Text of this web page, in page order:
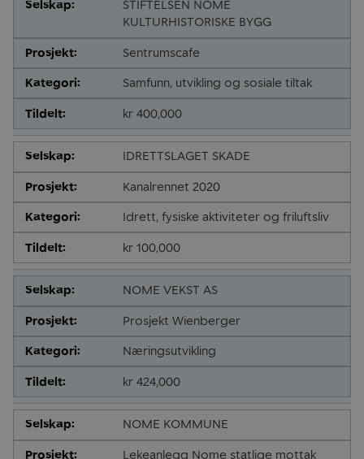
STIFTELSEN NOME
KULTURHISTORISKE BYGG
Sentrumscafe
Samfunn, utvikling og sosiale tiltak
kr 400,000
IDRETTSLAGET SKADE
Kanalrennet 2020
Idrett, fysiske aktiviteter og friluftsliv
kr 100,000
NOME VEKST AS
Prosjekt Wienberger
Næringsutvikling
kr 424,000
NOME KOMMUNE
Lekeanlegg Nome statlige mottak